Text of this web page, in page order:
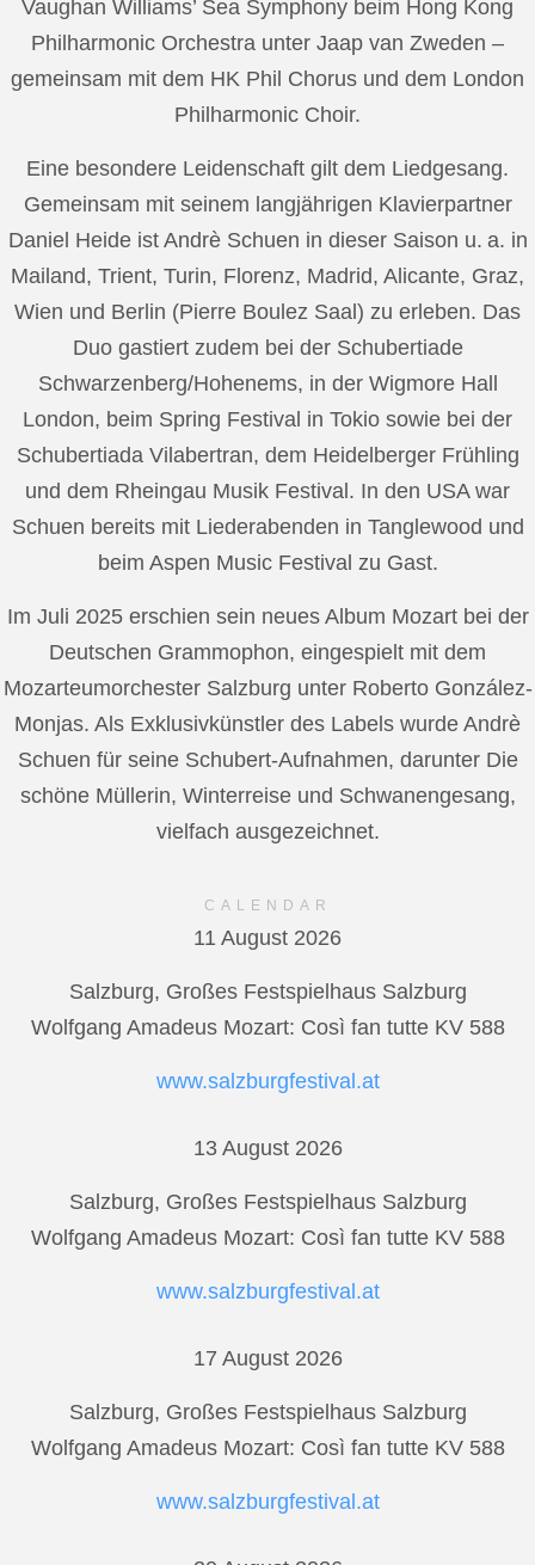
Vaughan Williams’ Sea Symphony beim Hong Kong
Philharmonic Orchestra unter Jaap van Zweden –
gemeinsam mit dem HK Phil Chorus und dem London
Philharmonic Choir.
Eine besondere Leidenschaft gilt dem Liedgesang.
Gemeinsam mit seinem langjährigen Klavierpartner
Daniel Heide ist Andrè Schuen in dieser Saison u. a. in
Mailand, Trient, Turin, Florenz, Madrid, Alicante, Graz,
Wien und Berlin (Pierre Boulez Saal) zu erleben. Das
Duo gastiert zudem bei der Schubertiade
Schwarzenberg/Hohenems, in der Wigmore Hall
London, beim Spring Festival in Tokio sowie bei der
Schubertiada Vilabertran, dem Heidelberger Frühling
und dem Rheingau Musik Festival. In den USA war
Schuen bereits mit Liederabenden in Tanglewood und
beim Aspen Music Festival zu Gast.
Im Juli 2025 erschien sein neues Album Mozart bei der
Deutschen Grammophon, eingespielt mit dem
Mozarteumorchester Salzburg unter Roberto González-
Monjas. Als Exklusivkünstler des Labels wurde Andrè
Schuen für seine Schubert-Aufnahmen, darunter Die
schöne Müllerin, Winterreise und Schwanengesang,
vielfach ausgezeichnet.
CALENDAR
11 August 2026
Salzburg, Großes Festspielhaus Salzburg
Wolfgang Amadeus Mozart: Così fan tutte KV 588
www.salzburgfestival.at
13 August 2026
Salzburg, Großes Festspielhaus Salzburg
Wolfgang Amadeus Mozart: Così fan tutte KV 588
www.salzburgfestival.at
17 August 2026
Salzburg, Großes Festspielhaus Salzburg
Wolfgang Amadeus Mozart: Così fan tutte KV 588
www.salzburgfestival.at